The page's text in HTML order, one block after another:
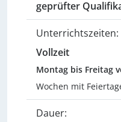
geprüfter
Unterrichtszeiten:
Vollzeit
Montag bis Freitag
Wochen mit
Dauer: